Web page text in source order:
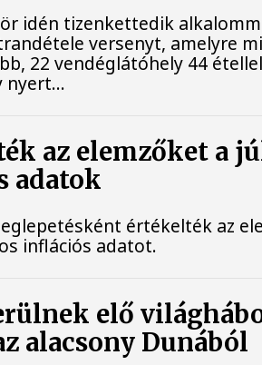
idén tizenkettedik
versenyt, amelyre
22 vendéglátóhely 44
nyert...
az elemzőket a
adatok
értékelték az
inflációs adatot.
elő
alacsony Dunából